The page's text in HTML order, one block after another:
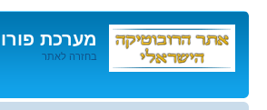
מערכת
בחזרה לאתר
לתוכן